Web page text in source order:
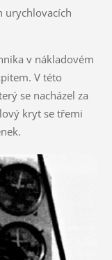
urychlovacích
v nákladovém
V této
se nacházel za
kryt se třemi